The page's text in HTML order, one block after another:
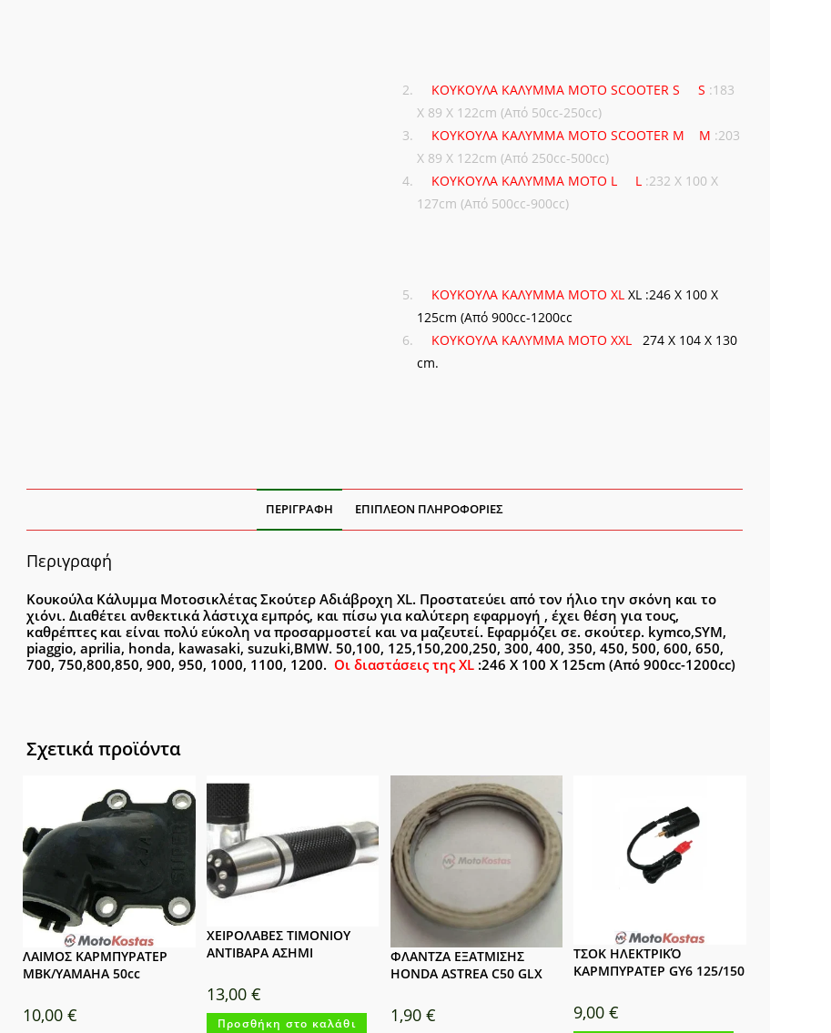
ΚΟΥΚΟΥΛΑ ΚΑΛΥΜΜΑ MOTO SCOOTER S S :183
X 89 X 122cm (Από 50cc-250cc)
ΚΟΥΚΟΥΛΑ ΚΑΛΥΜΜΑ MOTO SCOOTER M
M :203
X 89 X 122cm (Από 250cc-500cc)
ΚΟΥΚΟΥΛΑ ΚΑΛΥΜΜA MOTO L
L :232 X 100 X
127cm (Από 500cc-900cc)
ΚΟΥΚΟΥΛΑ ΚΑΛΥΜΜΑ MOTO XL XL :246 Χ 100 Χ
125cm (Από 900cc-1200cc
ΚΟΥΚΟΥΛΑ ΚΑΛΥΜΜΑ MOTO XXL
274 X 104 X 130
cm.
ΠΕΡΙΓΡΑΦΉ ΕΠΙΠΛΈΟΝ ΠΛΗΡΟΦΟΡΊΕΣ
Περιγραφή
Κουκούλα Κάλυμμα Μοτοσικλέτας Σκούτερ Αδιάβροχη XL. Προστατεύει από τον ήλιο την σκόνη και το
χιόνι. Διαθέτει ανθεκτικά λάστιχα εμπρός, και πίσω για καλύτερη εφαρμογή , έχει θέση για τους,
καθρέπτες και είναι πολύ εύκολη να προσαρμοστεί και να μαζευτεί. Εφαρμόζει σε. σκούτερ. kymco,SYM,
piaggio, aprilia, honda, kawasaki, suzuki,BMW. 50,100, 125,150,200,250, 300, 400, 350, 450, 500, 600, 650,
700, 750,800,850, 900, 950, 1000, 1100, 1200.Οι διαστάσεις της XL :246 Χ 100 Χ 125cm (Από 900cc-1200cc)
Σχετικά προϊόντα
ΛΑΙΜΟΣ ΚΑΡΜΠΥΡΑΤΕΡ
MBK/YAMAHA 50cc
10,00€
ΧΕΙΡΟΛΑΒΕΣ ΤΙΜΟΝΙΟΥ
ΑΝΤΙΒΑΡΑ ΑΣΗΜΙ
13,00€
Προσθήκη στο καλάθι
ΦΛΑΝΤΖΑ ΕΞΑΤΜΙΣΗΣ
HONDA ASTREA C50 GLX
1,90 €
ΤΣΟΚ ΗΛΕΚΤΡΙΚΌ
ΚΑΡΜΠΥΡΑΤΕΡ GY6 125/150
9,00€